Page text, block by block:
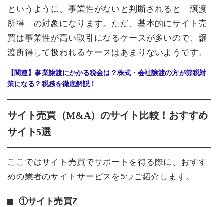
というように、事業性がないと判断されると「譲渡
所得」の対象になります。ただ、基本的にサイト売
買は事業性が高い取引になるケースが多いので、譲
渡所得して扱われるケースはあまりないようです。
【関連】事業譲渡にかかる税金は？株式・会社譲渡の方が節税対
策になる？税務を徹底解説！
サイト売買（M&A）のサイト比較！おすすめ
サイト5選
ここではサイト売買でサポートを得る際に、おすす
めの業者のサイトサービスを5つご紹介します。
①サイト売買Z